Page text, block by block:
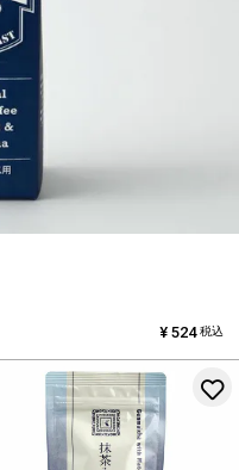
¥ 524 税込
気に入りに登録する